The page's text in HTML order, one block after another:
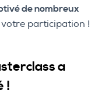
de nombreux
participation !
a
!